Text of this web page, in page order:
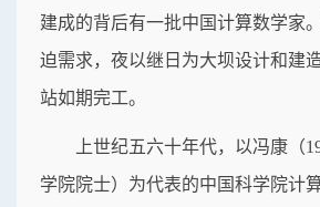
建成的背后有一批中国计算数学家
迫需求，夜以继日为大坝设计和建
站如期完工。
上世纪五六十年代，以冯康（
学院院士）为代表的中国科学院计